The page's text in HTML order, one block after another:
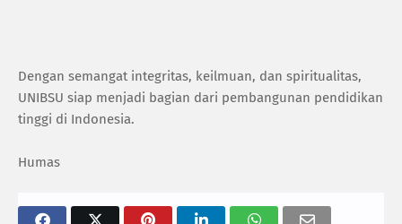
Dengan semangat integritas, keilmuan, dan spiritualitas,
UNIBSU siap menjadi bagian dari pembangunan pendidikan
tinggi di Indonesia.
Humas